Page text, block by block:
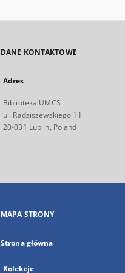
DANE KONTAKTOWE
Adres
Biblioteka UMCS
ul. Radziszewskiego 11
20-031 Lublin, Poland
MAPA STRONY
Strona główna
Kolekcje